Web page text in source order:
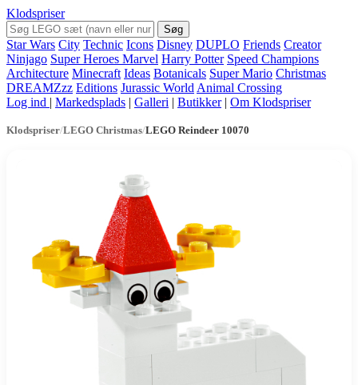
Klodspriser
Søg
Star Wars City Technic Icons Disney DUPLO Friends Creator
Ninjago Super Heroes Marvel Harry Potter Speed Champions
Architecture Minecraft Ideas Botanicals Super Mario Christmas
DREAMZzz Editions Jurassic World Animal Crossing
Log ind | Markedsplads | Galleri | Butikker | Om Klodspriser
Klodspriser/LEGO Christmas/LEGO Reindeer 10070